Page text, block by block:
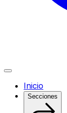
Inicio
Secciones